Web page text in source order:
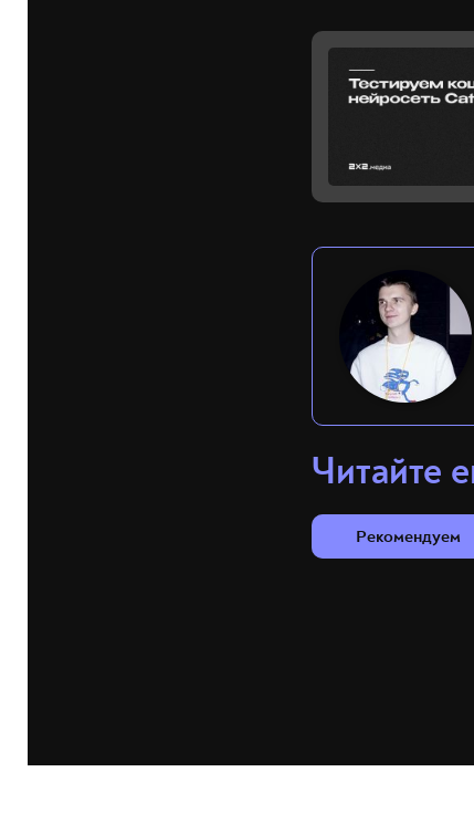
Читайте
Рекомендуем